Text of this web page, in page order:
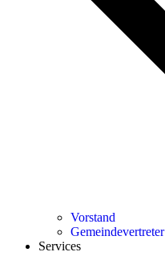
Vorstand
Gemeindevertreter
Services